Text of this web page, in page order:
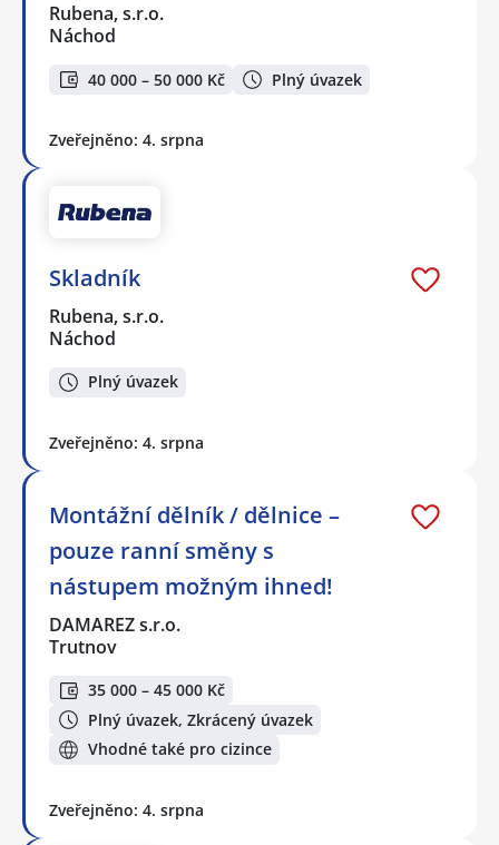
Rubena, s.r.o.
Náchod
40 000 – 50 000 Kč Plný úvazek
Zveřejněno: 4. srpna
Skladník
Rubena, s.r.o.
Náchod
Plný úvazek
Zveřejněno: 4. srpna
Montážní dělník / dělnice –
pouze ranní směny s
nástupem možným ihned!
DAMAREZ s.r.o.
Trutnov
35 000 – 45 000 Kč
Plný úvazek, Zkrácený úvazek
Vhodné také pro cizince
Zveřejněno: 4. srpna